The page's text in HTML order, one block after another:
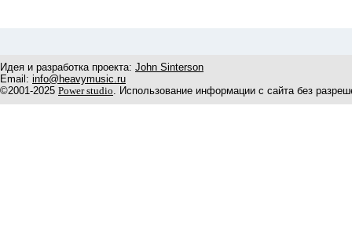
Идея и разработка проекта: John Sinterson
Email: info@heavymusic.ru
©2001-2025 Power studio. Использование информации с сайта без